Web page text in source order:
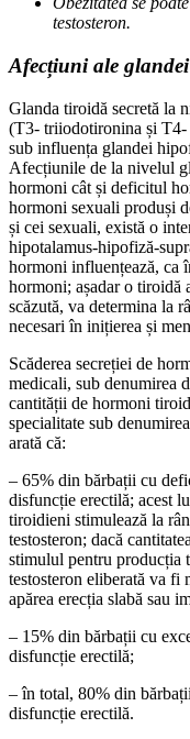
testosteron.
Afecțiuni ale
Glanda tiroidă secretă la
(T3- triiodotironina și T4-
sub influența glandei
Afecțiunile de la nivelul
hormoni cât și deficitul
hormoni sexuali produși
și cei sexuali, există o
hipotalamus-hipofiză-
hormoni influențează, ca
hormoni; așadar o tiroidă
scăzută, va determina la
necesari în inițierea și
Scăderea secreției de
medicali, sub denumirea
cantității de hormoni
specialitate sub
arată că:
– 65% din bărbații cu
disfuncție erectilă; acest
tiroidieni stimulează la
testosteron; dacă
stimulul pentru producția
testosteron eliberată va fi
apărea erecția slabă sau
– 15% din bărbații cu
disfuncție erectilă;
– în total, 80% din
disfuncție erectilă.